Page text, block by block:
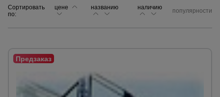
Сортировать
по:
цене названию наличию популярности
Строительные
подъемники